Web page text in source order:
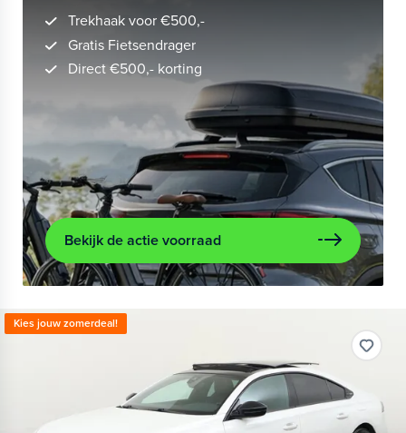
Trekhaak voor €500,-
Gratis Fietsendrager
Direct €500,- korting
Bekijk de actie voorraad
Kies jouw zomerdeal!